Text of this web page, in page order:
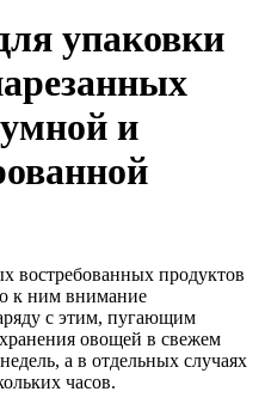
упаковки
и
востребованных продуктов
к ним внимание
с этим, пугающим
овощей в свежем
а в отдельных случаях
часов.